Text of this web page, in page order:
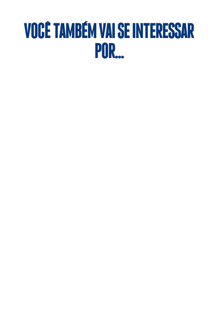
VOCÊ TAMBÉM VAI SE INTERESSAR
POR…